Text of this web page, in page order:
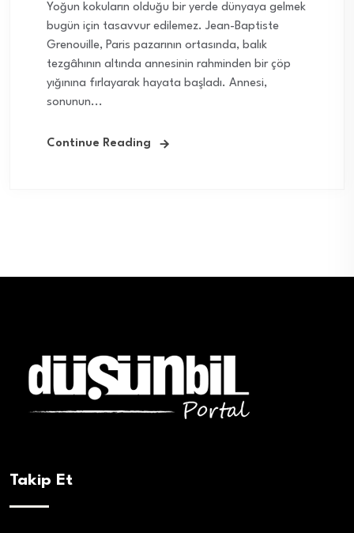
Yoğun kokuların olduğu bir yerde dünyaya gelmek
bugün için tasavvur edilemez. Jean-Baptiste
Grenouille, Paris pazarının ortasında, balık
tezgâhının altında annesinin rahminden bir çöp
yığınına fırlayarak hayata başladı. Annesi,
sonunun...
Continue Reading
Takip Et